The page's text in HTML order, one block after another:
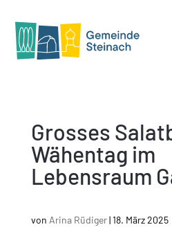
Grosses
Wähentag im
Lebensraum
von Arina Rüdiger|18. März 2025